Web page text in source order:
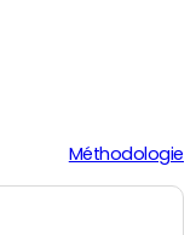
Méthodologie